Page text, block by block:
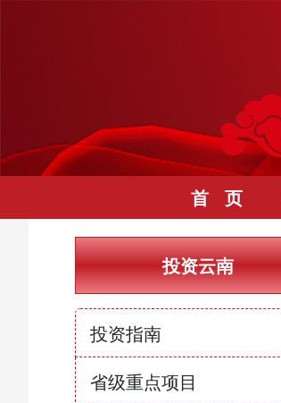
首 页
投资云南
投资指南
省级重点项目